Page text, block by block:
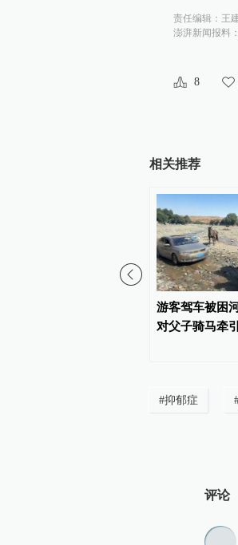
责任编辑： 王
澎湃新闻报料
8
相关推荐
游客驾车被困
对父子骑马牵
#抑郁症
评论